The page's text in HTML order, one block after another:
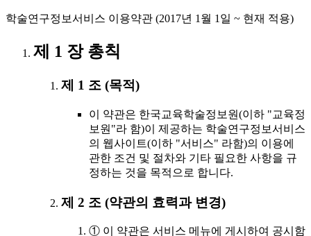
학술연구정보서비스 이용약관 (2017년 1월 1일 ~ 현재 적용)
제 1 장 총칙
제 1 조 (목적)
이 약관은 한국교육학술정보원(이하 "교육정
보원"라 함)이 제공하는 학술연구정보서비스
의 웹사이트(이하 "서비스" 라함)의 이용에
관한 조건 및 절차와 기타 필요한 사항을 규
정하는 것을 목적으로 합니다.
제 2 조 (약관의 효력과 변경)
① 이 약관은 서비스 메뉴에 게시하여 공시함